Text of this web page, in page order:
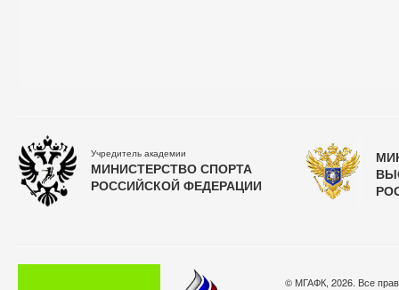
Учредитель академии
МИНИСТЕРСТВО СПОРТА
РОССИЙСКОЙ ФЕДЕРАЦИИ
© МГАФК, 2026. Все